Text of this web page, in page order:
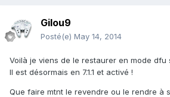
Gilou9
Posté(e) May 14, 2014
Voilà je viens de le restaurer en mode dfu
Il est désormais en 7.1.1 et activé !
Que faire mtnt le revendre ou le rendre à